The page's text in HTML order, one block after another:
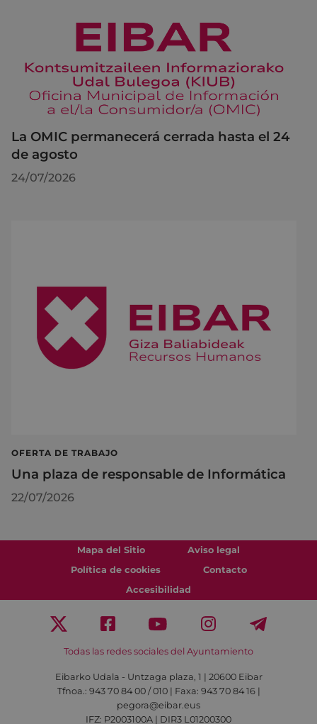
La OMIC permanecerá cerrada hasta el 24
de agosto
24/07/2026
OFERTA DE TRABAJO
Una plaza de responsable de Informática
22/07/2026
Mapa del Sitio
Aviso legal
Política de cookies
Contacto
Accesibilidad
Todas las redes sociales del Ayuntamiento
Eibarko Udala - Untzaga plaza, 1 | 20600 Eibar
Tfnoa.: 943 70 84 00 / 010 | Faxa: 943 70 84 16 |
pegora@eibar.eus
IFZ: P2003100A | DIR3 L01200300